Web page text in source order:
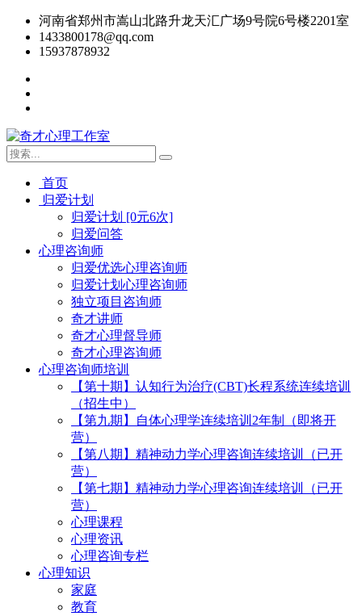
河南省郑州市嵩山北路升龙天汇广场9号院6号楼2201室
1433800178@qq.com
15937878932
首页
归爱计划
归爱计划 [0元6次]
归爱问答
心理咨询师
归爱优选心理咨询师
归爱计划心理咨询师
独立项目咨询师
奇才讲师
奇才心理督导师
奇才心理咨询师
心理咨询师培训
【第十期】认知行为治疗(CBT)长程系统连续培训
（招生中）
【第九期】自体心理学连续培训2年制（即将开
营）
【第八期】精神动力学心理咨询连续培训（已开
营）
【第七期】精神动力学心理咨询连续培训（已开
营）
心理课程
心理资讯
心理咨询专栏
心理知识
家庭
教育